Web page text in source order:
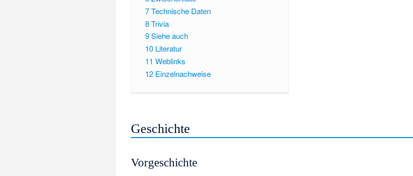
7Technische Daten
8Trivia
9Siehe auch
10 Literatur
11 Weblinks
12 Einzelnachweise
Geschichte
Vorgeschichte